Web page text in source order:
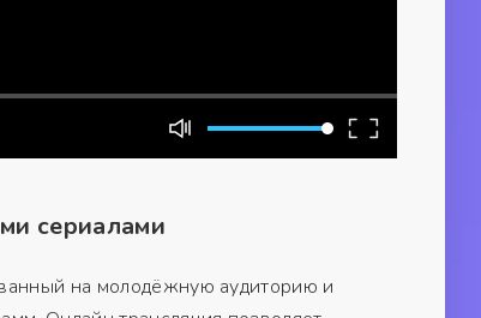
сериалами
на молодёжную аудиторию и